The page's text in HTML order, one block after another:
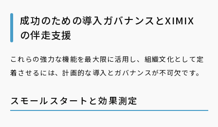
成功のための導入ガバナンスとXIMIX
の伴走支援
これらの強力な機能を最大限に活用し、組織文化として定
着させるには、計画的な導入とガバナンスが不可欠です。
スモールスタートと効果測定